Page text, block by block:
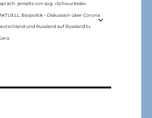
jenseits von sog. »Schwurbelei«
Biopolitik – Diskussion über Corona
und Russland auf Russland.tv